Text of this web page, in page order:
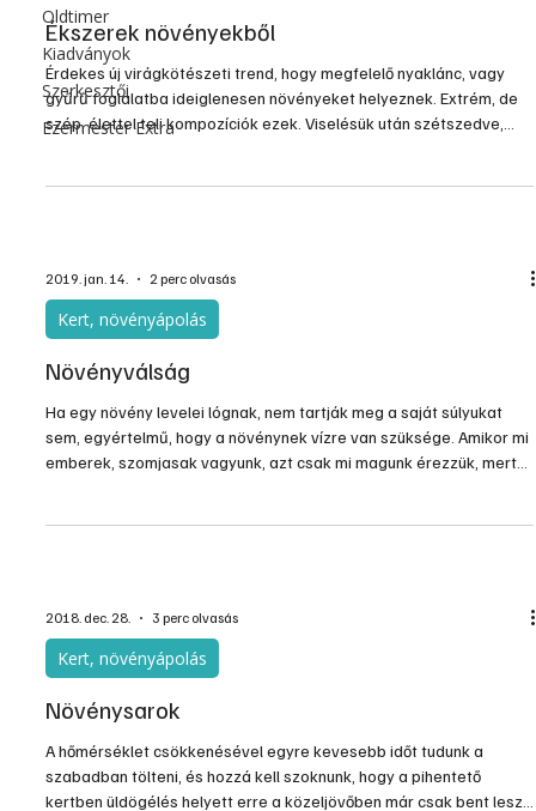
Oldtimer
Kiadványok
Szerkesztői
Ezermester Extra
Ékszerek növényekből
Érdekes új virágkötészeti trend, hogy megfelelő nyaklánc, vagy
gyűrű foglalatba ideiglenesen növényeket helyeznek. Extrém, de
szép, élettel teli kompozíciók ezek. Viselésük után szétszedve,
2019. jan. 14. 2 perc olvasás
Kert, növényápolás
Növényválság
Ha egy növény levelei lógnak, nem tartják meg a saját súlyukat
sem, egyértelmű, hogy a növénynek vízre van szüksége. Amikor mi
emberek, szomjasak vagyunk, azt csak mi magunk érezzük, mert
2018. dec. 28. 3 perc olvasás
Kert, növényápolás
Növénysarok
A hőmérséklet csökkenésével egyre kevesebb időt tudunk a
szabadban tölteni, és hozzá kell szoknunk, hogy a pihentető
kertben üldögélés helyett erre a közeljövőben már csak bent lesz